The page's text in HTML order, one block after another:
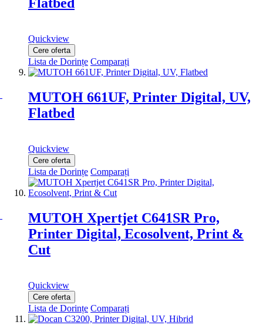
Flatbed
Quickview
Cere oferta
Lista de Dorințe Comparați
MUTOH 661UF, Printer Digital, UV,
Flatbed
Quickview
Cere oferta
Lista de Dorințe Comparați
MUTOH Xpertjet C641SR Pro,
Printer Digital, Ecosolvent, Print &
Cut
Quickview
Cere oferta
Lista de Dorințe Comparați